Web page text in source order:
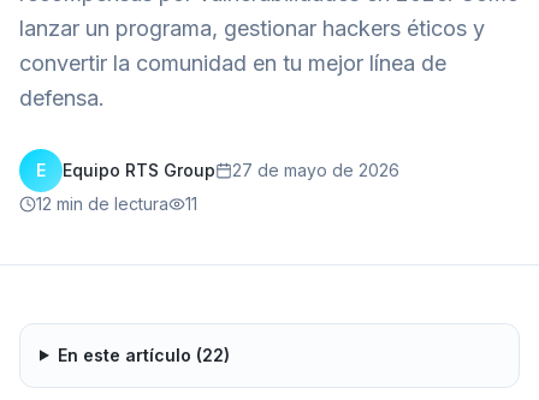
lanzar un programa, gestionar hackers éticos y
convertir la comunidad en tu mejor línea de
defensa.
E Equipo RTS Group
27 de mayo de 2026
12 min de lectura 11
En este artículo (22)